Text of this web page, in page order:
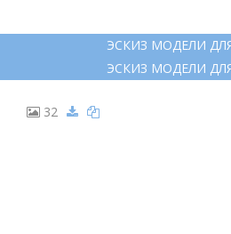
ЭСКИЗ МОДЕЛИ
ЭСКИЗ МОДЕЛИ
32